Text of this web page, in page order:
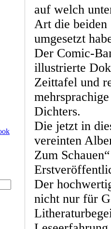
auf welch
Art die beiden
umgesetzt
Der Comic-
illustrierte
Zeittafel und
Dichters.
Die jetzt in
vereinten
Zum
Der
nicht nur für